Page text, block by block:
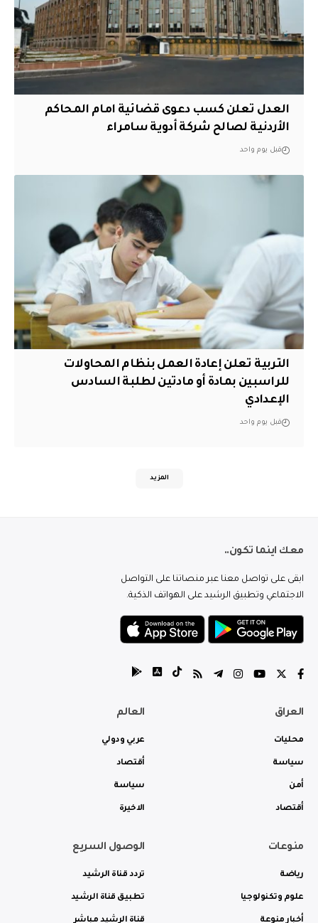
العدل تعلن كسب دعوى قضائية امام المحاكم
الأردنية لصالح شركة أدوية سامراء
قبل يوم واحد
التربية تعلن إعادة العمل بنظام المحاولات
للراسبين بمادة أو مادتين لطلبة السادس
الإعدادي
قبل يوم واحد
المزيد
معك اينما تكون..
ابقى على تواصل معنا عبر منصاتنا على التواصل
الاجتماعي وتطبيق الرشيد على الهواتف الذكية.
العراق
محليات
سياسة
أمن
أقتصاد
العالم
عربي ودولي
أقتصاد
سياسة
الاخيرة
منوعات
رياضة
علوم وتكنولوجيا
أخبار منوعة
الوصول السريع
تردد قناة الرشيد
تطبيق قناة الرشيد
قناة الرشيد مباشر